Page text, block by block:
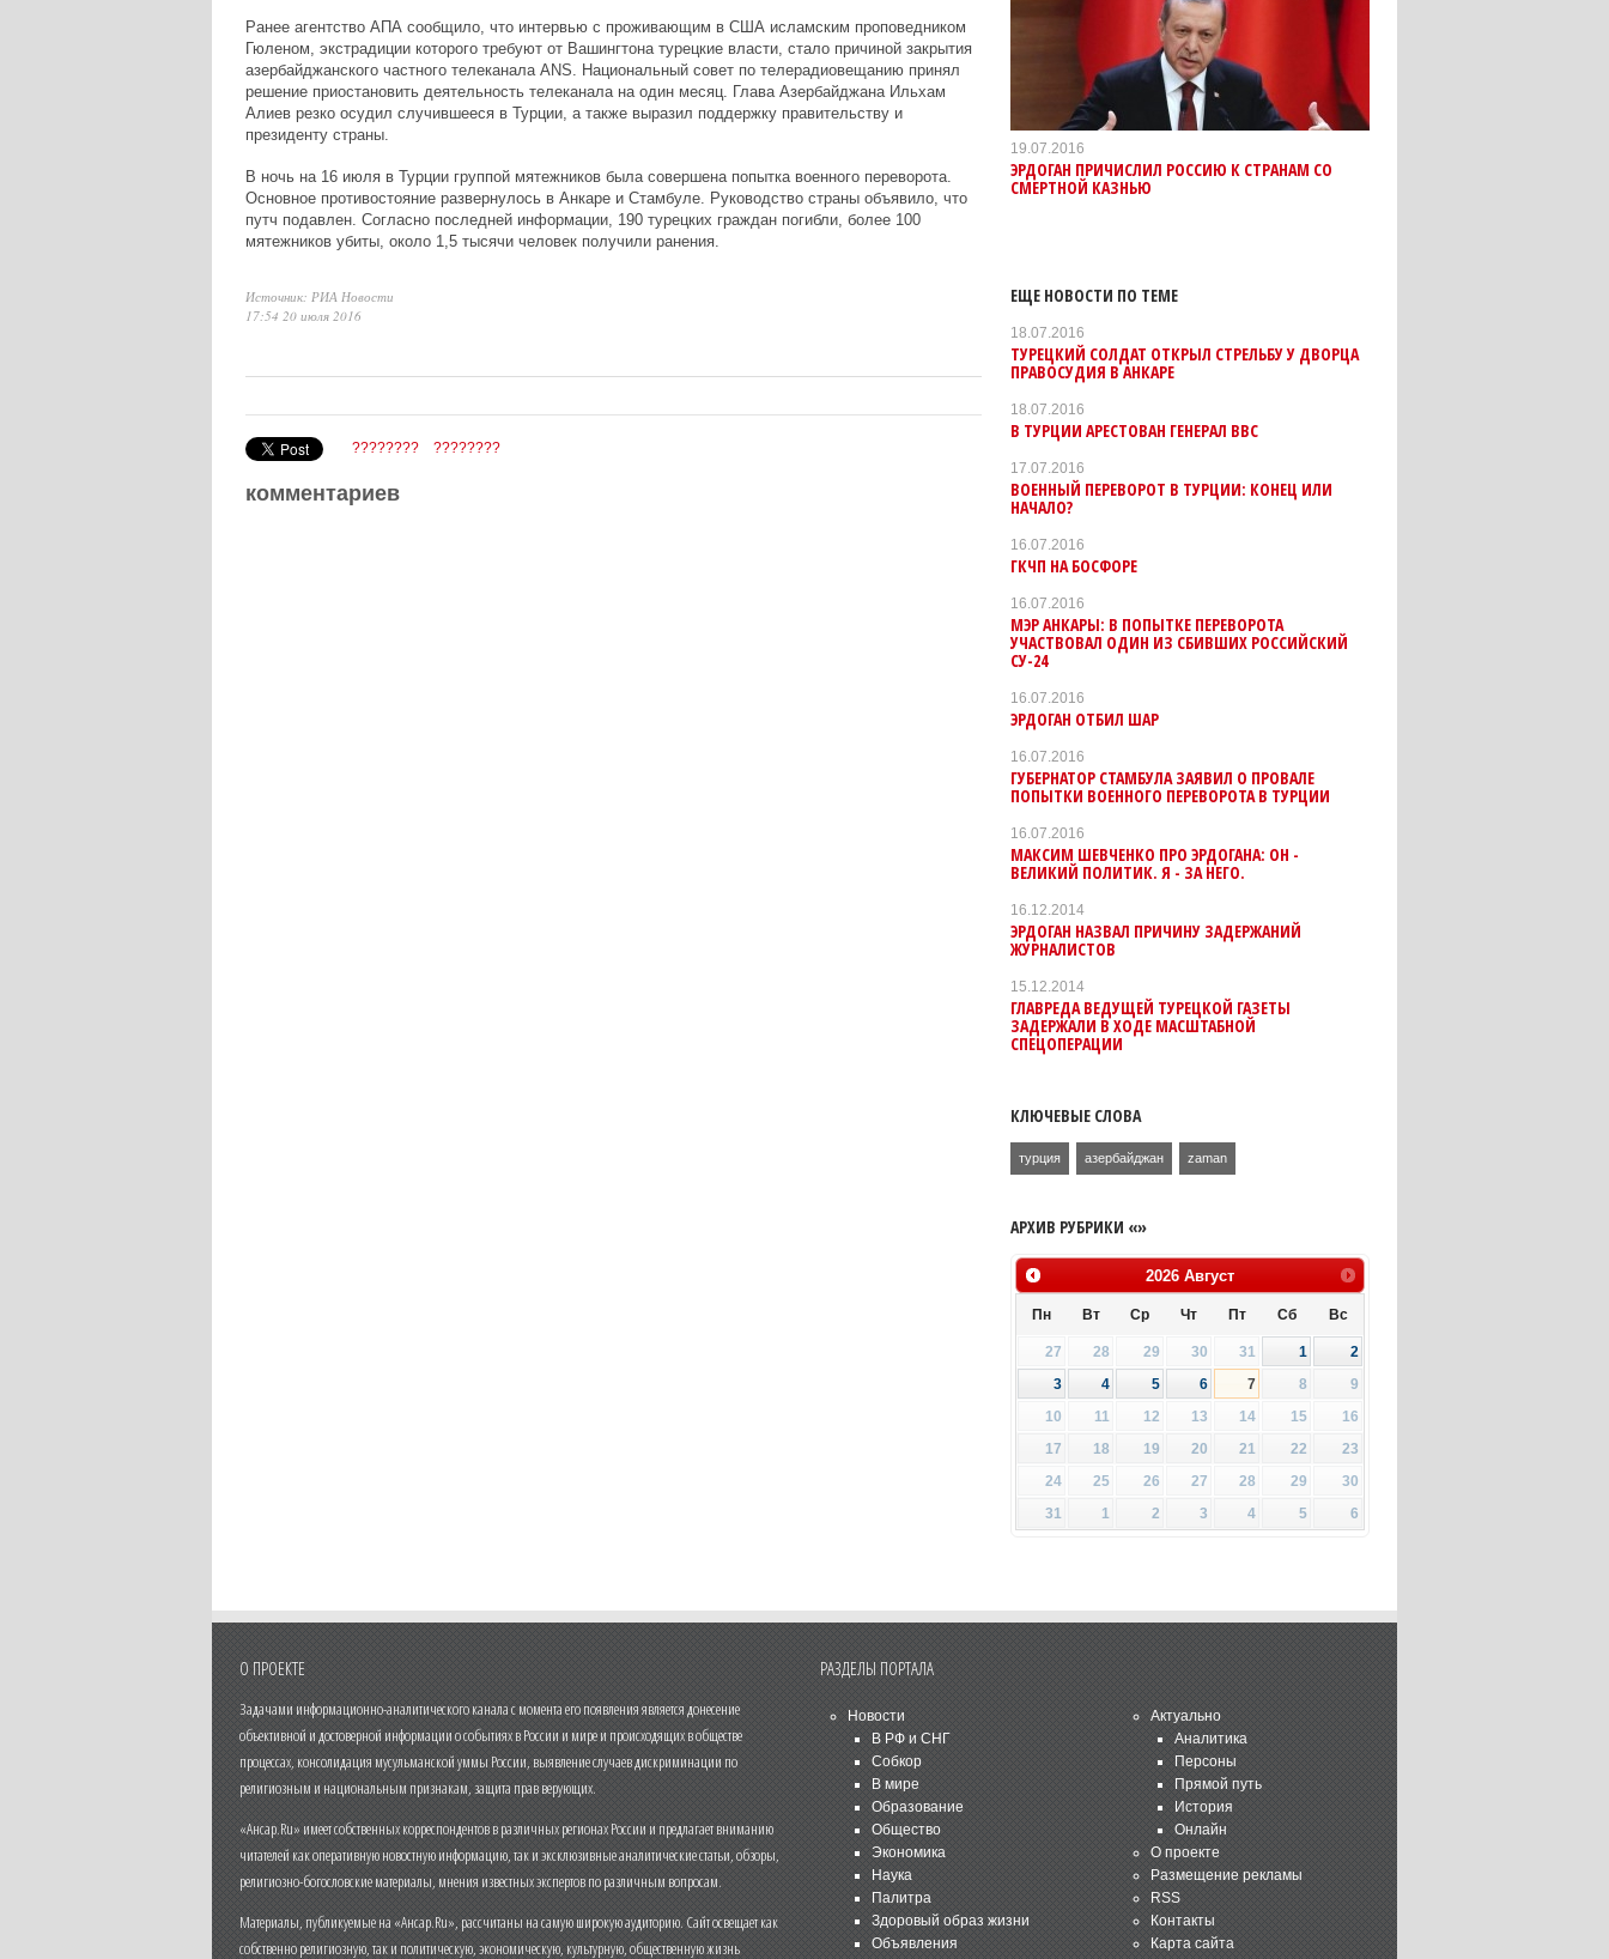
Ранее агентство АПА сообщило, что интервью с проживающим в США исламским проповедником
Гюленом, экстрадиции которого требуют от Вашингтона турецкие власти, стало причиной закрытия
азербайджанского частного телеканала ANS. Национальный совет по телерадиовещанию принял
решение приостановить деятельность телеканала на один месяц. Глава Азербайджана Ильхам
Алиев резко осудил случившееся в Турции, а также выразил поддержку правительству и
президенту страны.
В ночь на 16 июля в Турции группой мятежников была совершена попытка военного переворота.
Основное противостояние развернулось в Анкаре и Стамбуле. Руководство страны объявило, что
путч подавлен. Согласно последней информации, 190 турецких граждан погибли, более 100
мятежников убиты, около 1,5 тысячи человек получили ранения.
Источник: РИА Новости
17:54 20 июля 2016
???????? ????????
комментариев
19.07.2016
ЭРДОГАН ПРИЧИСЛИЛ РОССИЮ К СТРАНАМ СО
СМЕРТНОЙ КАЗНЬЮ
ЕЩЕ НОВОСТИ ПО ТЕМЕ
18.07.2016
ТУРЕЦКИЙ СОЛДАТ ОТКРЫЛ СТРЕЛЬБУ У ДВОРЦА
ПРАВОСУДИЯ В АНКАРЕ
18.07.2016
В ТУРЦИИ АРЕСТОВАН ГЕНЕРАЛ ВВС
17.07.2016
ВОЕННЫЙ ПЕРЕВОРОТ В ТУРЦИИ: КОНЕЦ ИЛИ
НАЧАЛО?
16.07.2016
ГКЧП НА БОСФОРЕ
16.07.2016
МЭР АНКАРЫ: В ПОПЫТКЕ ПЕРЕВОРОТА
УЧАСТВОВАЛ ОДИН ИЗ СБИВШИХ РОССИЙСКИЙ
СУ-24
16.07.2016
ЭРДОГАН ОТБИЛ ШАР
16.07.2016
ГУБЕРНАТОР СТАМБУЛА ЗАЯВИЛ О ПРОВАЛЕ
ПОПЫТКИ ВОЕННОГО ПЕРЕВОРОТА В ТУРЦИИ
16.07.2016
МАКСИМ ШЕВЧЕНКО ПРО ЭРДОГАНА: ОН -
ВЕЛИКИЙ ПОЛИТИК. Я - ЗА НЕГО.
16.12.2014
ЭРДОГАН НАЗВАЛ ПРИЧИНУ ЗАДЕРЖАНИЙ
ЖУРНАЛИСТОВ
15.12.2014
ГЛАВРЕДА ВЕДУЩЕЙ ТУРЕЦКОЙ ГАЗЕТЫ
ЗАДЕРЖАЛИ В ХОДЕ МАСШТАБНОЙ
СПЕЦОПЕРАЦИИ
КЛЮЧЕВЫЕ СЛОВА
турция азербайджан zaman
АРХИВ РУБРИКИ «»
2026 Август
Пн Вт Ср Чт Пт Сб Вс
27 28 29 30 31 1
2
3
4 5 6 7 8
9
10
11 12 13 14 15
16
17
18 19 20 21 22
23
24
25 26 27 28 29
30
31
1 2 3 4 5 6
О ПРОЕКТЕ
Задачами информационно-аналитического канала с момента его появления является донесение
объективной и достоверной информации о событиях в России и мире и происходящих в обществе
процессах, консолидация мусульманской уммы России, выявление случаев дискриминации по
религиозным и национальным признакам, защита прав верующих.
«Ансар.Ru» имеет собственных корреспондентов в различных регионах России и предлагает вниманию
читателей как оперативную новостную информацию, так и эксклюзивные аналитические статьи, обзоры,
религиозно-богословские материалы, мнения известных экспертов по различным вопросам.
Материалы, публикуемые на «Ансар.Ru», рассчитаны на самую широкую аудиторию. Сайт освещает как
собственно религиозную, так и политическую, экономическую, культурную, общественную жизнь
РАЗДЕЛЫ ПОРТАЛА
Новости
В РФ и СНГ
Собкор
В мире
Образование
Общество
Экономика
Наука
Палитра
Здоровый образ жизни
Объявления
Актуально
Аналитика
Персоны
Прямой путь
История
Онлайн
О проекте
Размещение рекламы
RSS
Контакты
Карта сайта